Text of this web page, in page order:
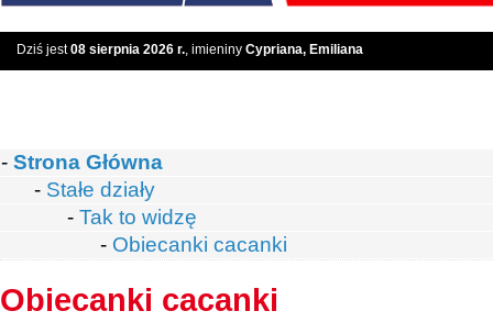
Dziś jest08 sierpnia 2026 r., imieniny Cypriana, Emiliana
- Strona Główna
- Stałe działy
- Tak to widzę
- Obiecanki cacanki
Obiecanki cacanki